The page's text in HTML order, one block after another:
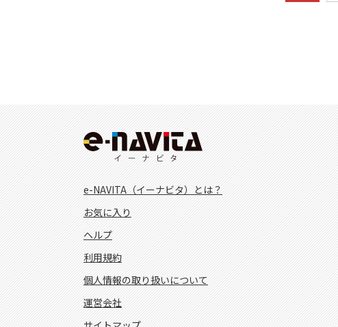
e-NAVITA（イーナビタ）とは？
お気に入り
ヘルプ
利用規約
個人情報の取り扱いについて
運営会社